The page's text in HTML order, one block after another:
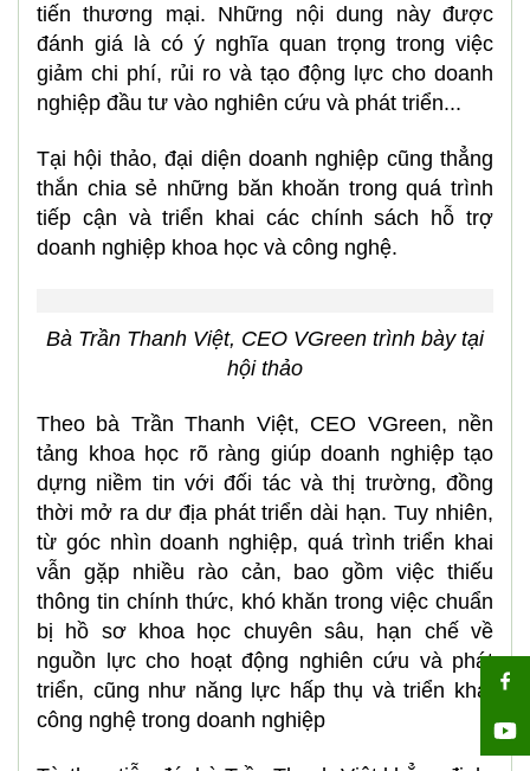
tiến thương mại. Những nội dung này được
đánh giá là có ý nghĩa quan trọng trong việc
giảm chi phí, rủi ro và tạo động lực cho doanh
nghiệp đầu tư vào nghiên cứu và phát triển...
Tại hội thảo, đại diện doanh nghiệp cũng thẳng
thắn chia sẻ những băn khoăn trong quá trình
tiếp cận và triển khai các chính sách hỗ trợ
doanh nghiệp khoa học và công nghệ.
Bà Trần Thanh Việt, CEO VGreen trình bày tại
hội thảo
Theo bà Trần Thanh Việt, CEO VGreen, nền